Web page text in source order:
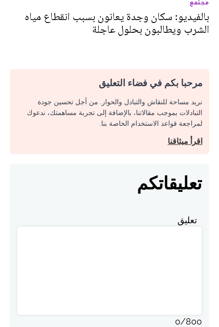
مجتمع
بالفيديو: سكان وجدة يعانون بسبب انقطاع مياه
الشرب ويطالبون بحلول عاجلة
مرحبا بكم في فضاء التعليق
نريد مساحة للنقاش والتبادل والحوار. من أجل تحسين جودة
التبادلات بموجب مقالاتنا، بالإضافة إلى تجربة مساهمتك، ندعوك
لمراجعة قواعد الاستخدام الخاصة بنا.
اقرأ ميثاقنا
تعليقاتكم
تعليق
0/800